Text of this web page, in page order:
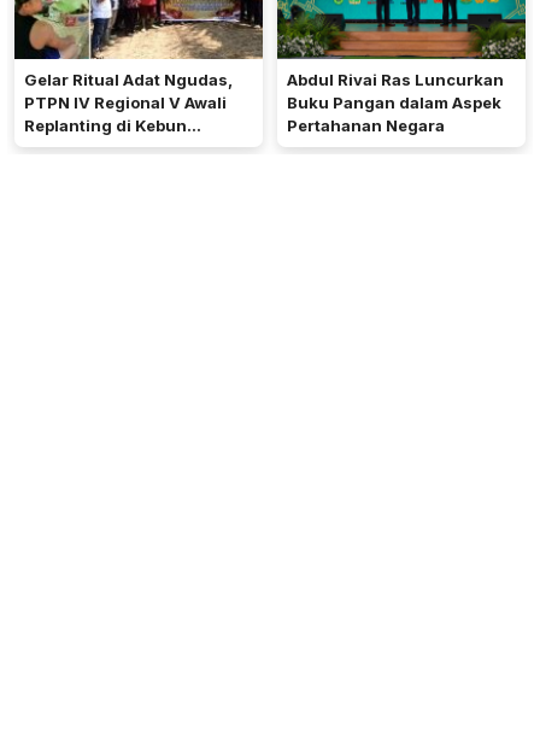
Gelar Ritual Adat Ngudas,
PTPN IV Regional V Awali
Replanting di Kebun
Kembayan
Abdul Rivai Ras Luncurkan
Buku Pangan dalam Aspek
Pertahanan Negara